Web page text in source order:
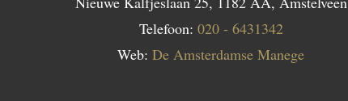
Telefoon: 020 - 6431342
Web:De Amsterdamse Manege